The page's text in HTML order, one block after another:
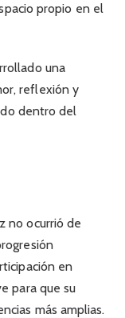
propio en el
una
reflexión y
dentro del
no ocurrió de
en
para que su
más amplias.